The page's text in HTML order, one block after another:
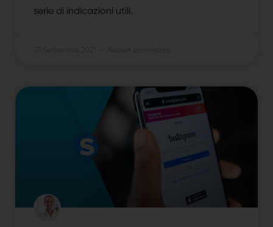
serie di indicazioni utili.